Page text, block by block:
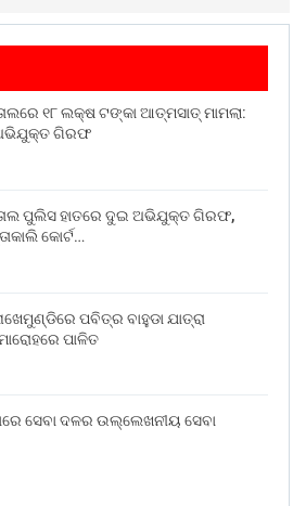
୧୮ ଲକ୍ଷ ଟଙ୍କା ଆତ୍ମସାତ୍ ମାମଲା:
ଗିରଫ
ପୁଲିସ ହାତରେ ଦୁଇ ଅଭିଯୁକ୍ତ ଗିରଫ,
କୋର୍ଟ…
ପବିତ୍ର ବାହୁଡା ଯାତ୍ରା
ପାଳିତ
ସେବା ଦଳର ଉଲ୍ଲେଖନୀୟ ସେବା